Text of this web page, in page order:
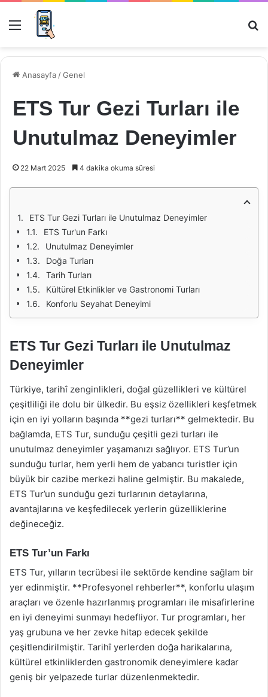
Menü
Anasayfa /Genel
ETS Tur Gezi Turları ile
Unutulmaz Deneyimler
22 Mart 2025 4 dakika okuma süresi
ETS Tur Gezi Turları ile Unutulmaz Deneyimler
ETS Tur'un Farkı
Unutulmaz Deneyimler
Doğa Turları
Tarih Turları
Kültürel Etkinlikler ve Gastronomi Turları
Konforlu Seyahat Deneyimi
ETS Tur Gezi Turları ile Unutulmaz
Deneyimler
Türkiye, tarihî zenginlikleri, doğal güzellikleri ve kültürel
çeşitliliği ile dolu bir ülkedir. Bu eşsiz özellikleri keşfetmek
için en iyi yolların başında **gezi turları** gelmektedir. Bu
bağlamda, ETS Tur, sunduğu çeşitli gezi turları ile
unutulmaz deneyimler yaşamanızı sağlıyor. ETS Tur’un
sunduğu turlar, hem yerli hem de yabancı turistler için
büyük bir cazibe merkezi haline gelmiştir. Bu makalede,
ETS Tur’un sunduğu gezi turlarının detaylarına,
avantajlarına ve keşfedilecek yerlerin güzelliklerine
değineceğiz.
ETS Tur’un Farkı
ETS Tur, yılların tecrübesi ile sektörde kendine sağlam bir
yer edinmiştir. **Profesyonel rehberler**, konforlu ulaşım
araçları ve özenle hazırlanmış programları ile misafirlerine
en iyi deneyimi sunmayı hedefliyor. Tur programları, her
yaş grubuna ve her zevke hitap edecek şekilde
çeşitlendirilmiştir. Tarihî yerlerden doğa harikalarına,
kültürel etkinliklerden gastronomik deneyimlere kadar
geniş bir yelpazede turlar düzenlenmektedir.